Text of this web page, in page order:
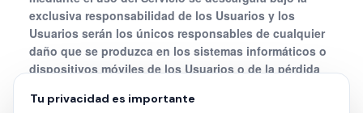
exclusiva responsabilidad de los Usuarios y los
Usuarios serán los únicos responsables de cualquier
daño que se produzca en los sistemas informáticos o
dispositivos móviles de los Usuarios o de la pérdida
utilización del Servicio por parte de los Usuarios.
Tu privacidad es importante